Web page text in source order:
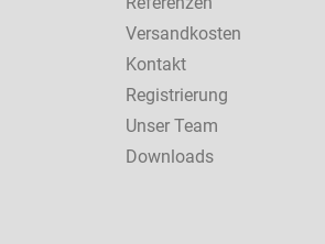
Versandkosten
Kontakt
Registrierung
Unser Team
Downloads